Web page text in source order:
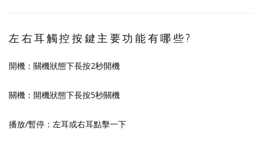
左右耳觸控按鍵主要功能有哪些?
開機：關機狀態下長按2秒開機
關機：開機狀態下長按5秒關機
播放/暫停：左耳或右耳點擊一下